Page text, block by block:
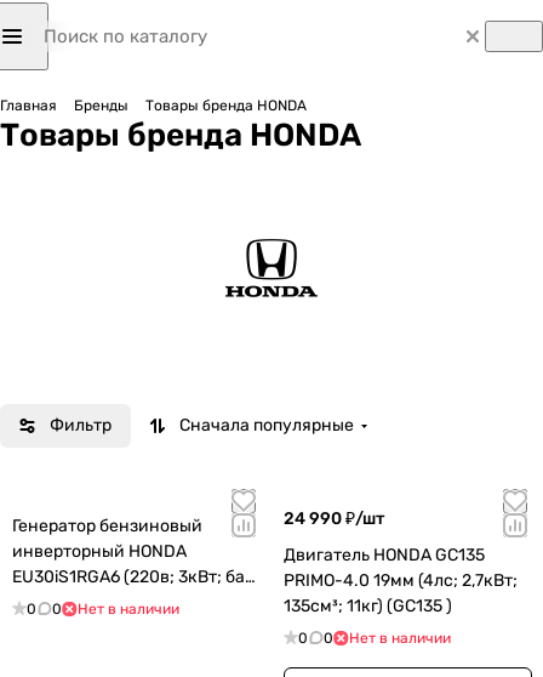
Главная Бренды Товары бренда HONDA
Товары бренда HONDA
Фильтр Сначала популярные
Генератор бензиновый
инверторный HONDA
EU30iS1RGA6 (220в; 3кВт; бак
13,3л; 61кг)
0 0 Нет в наличии
24 990 ₽/шт
Двигатель HONDA GС135
PRIMO-4.0 19мм (4лс; 2,7кВт;
135см³; 11кг) (GC135 )
0 0 Нет в наличии